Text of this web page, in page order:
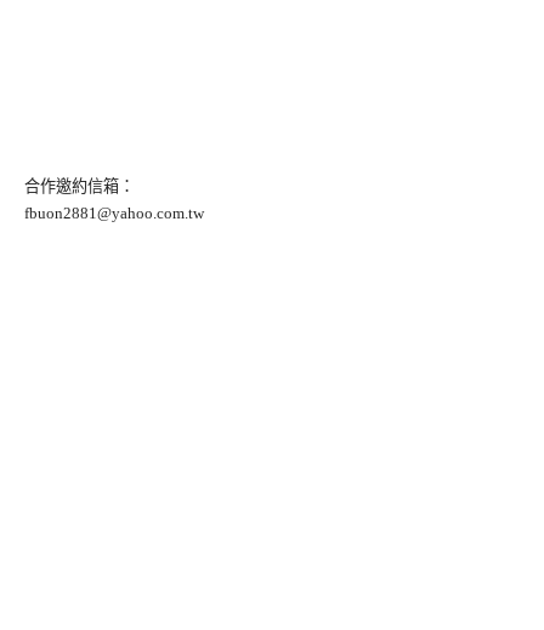
合作邀約信箱：
fbuon2881@yahoo.com.tw